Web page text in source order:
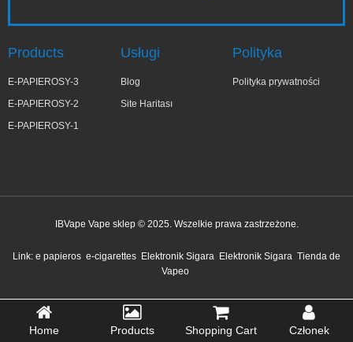
Products
E-PAPIEROSY-3
E-PAPIEROSY-2
E-PAPIEROSY-1
Usługi
Blog
Site Haritası
Polityka
Polityka prywatności
IBVape Vape sklep © 2025. Wszelkie prawa zastrzeżone.
Link: e papieros e-cigarettes Elektronik Sigara Elektronik Sigara Tienda de
Vapeo
Home Products Shopping Cart Członek